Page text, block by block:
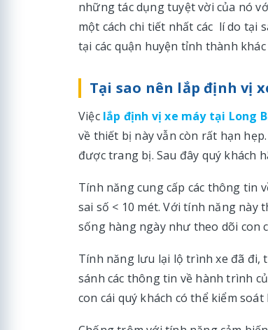
những tác dụng tuyệt vời của nó
một cách chi tiết nhất các lí do tại
tại các quận huyện tỉnh thành
Tại sao nên lắp định vị
Việc lắp định vị xe máy tại Long
về thiết bị này vẫn còn rất hạn
được trang bị. Sau đây quý khách
Tính năng cung cấp các thông tin
sai số < 10 mét. Với tính năng này
sống hàng ngày như theo dõi con
Tính năng lưu lại lộ trình xe đã đi,
sánh các thông tin về hành trình
con cái quý khách có thể kiểm